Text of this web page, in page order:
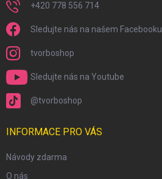
+420 778 556 714
Sledujte nás na našem Facebooku
tvorboshop
Sledujte nás na Youtube
@tvorboshop
INFORMACE PRO VÁS
Návody zdarma
O nás